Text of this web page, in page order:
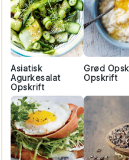
Asiatisk
Agurkesalat
Opskrift
Grød
Opskrift